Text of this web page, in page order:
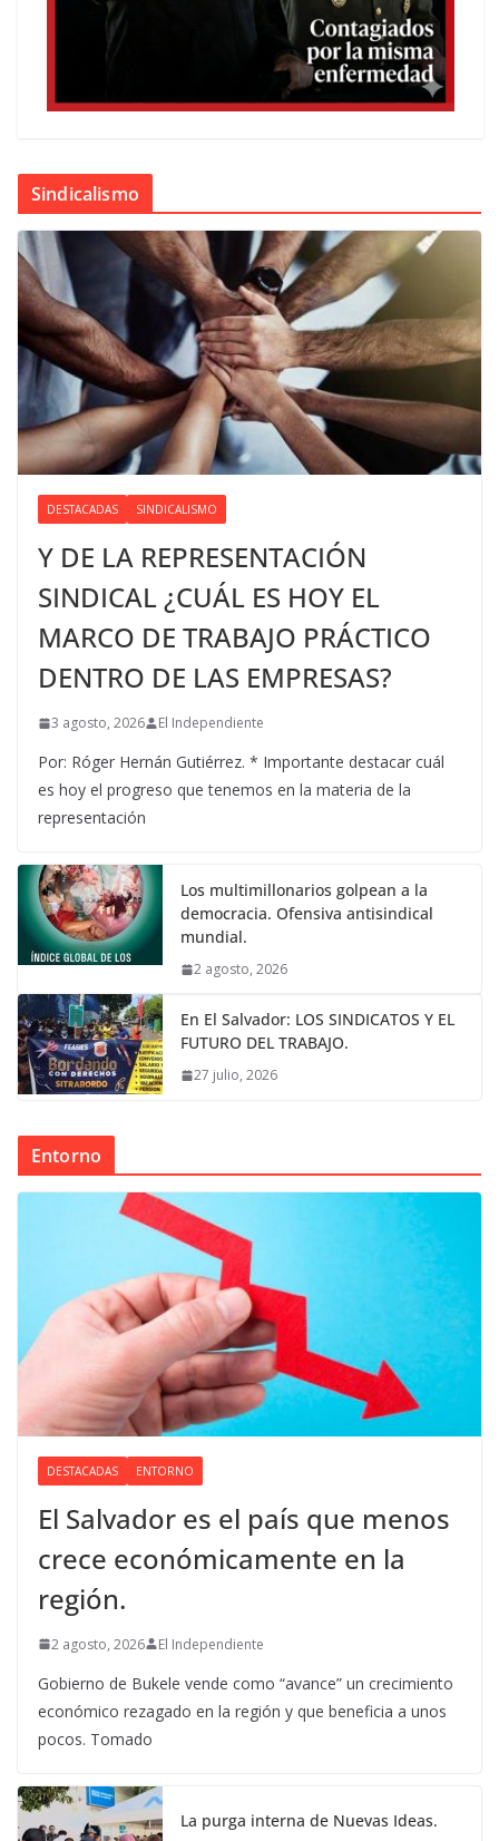
Sindicalismo
DESTACADAS SINDICALISMO
Y DE LA REPRESENTACIÓN
SINDICAL ¿CUÁL ES HOY EL
MARCO DE TRABAJO PRÁCTICO
DENTRO DE LAS EMPRESAS?
3 agosto, 2026 El Independiente
Por: Róger Hernán Gutiérrez. * Importante destacar cuál
es hoy el progreso que tenemos en la materia de la
representación
Los multimillonarios golpean a la
democracia. Ofensiva antisindical
mundial.
2 agosto, 2026
En El Salvador: LOS SINDICATOS Y EL
FUTURO DEL TRABAJO.
27 julio, 2026
Entorno
DESTACADAS ENTORNO
El Salvador es el país que menos
crece económicamente en la
región.
2 agosto, 2026 El Independiente
Gobierno de Bukele vende como “avance” un crecimiento
económico rezagado en la región y que beneficia a unos
pocos. Tomado
La purga interna de Nuevas Ideas.